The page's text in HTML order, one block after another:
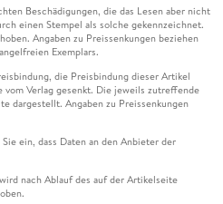
Beschädigungen, die das Lesen aber nicht
einen Stempel als solche gekennzeichnet.
Angaben zu Preissenkungen beziehen
Exemplars.
die Preisbindung dieser Artikel
Verlag gesenkt. Die jeweils zutreffende
dargestellt. Angaben zu Preissenkungen
ein, dass Daten an den Anbieter der
nach Ablauf des auf der Artikelseite